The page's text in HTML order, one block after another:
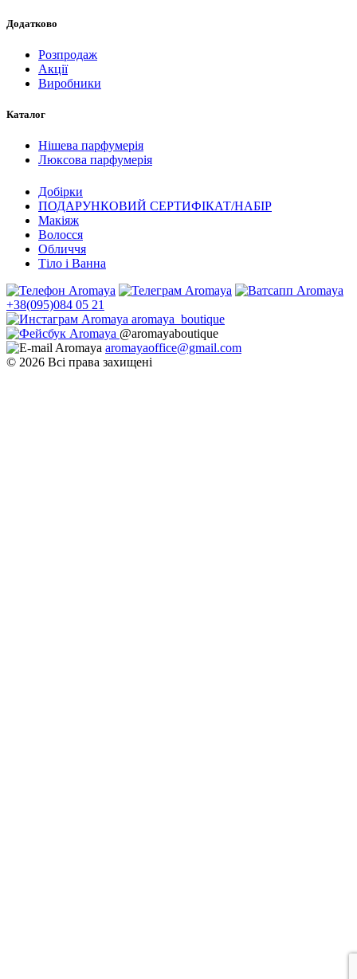
Додатково
Розпродаж
Акції
Виробники
Каталог
Нішева парфумерія
Люксова парфумерія
Добірки
ПОДАРУНКОВИЙ СЕРТИФІКАТ/НАБІР
Макіяж
Волосся
Обличчя
Тіло і Ванна
+38(095)084 05 21
aromaya_boutique
@aromayaboutique
aromayaoffice@gmail.com
© 2026 Всі права захищені